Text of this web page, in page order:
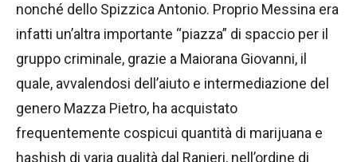
nonché dello Spizzica Antonio. Proprio Messina era
infatti un’altra importante “piazza” di spaccio per il
gruppo criminale, grazie a Maiorana Giovanni, il
quale, avvalendosi dell’aiuto e intermediazione del
genero Mazza Pietro, ha acquistato
frequentemente cospicui quantità di marijuana e
hashish di varia qualità dal Ranieri, nell’ordine di